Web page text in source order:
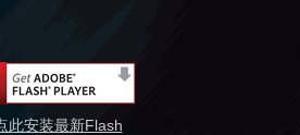
此安装最新Flash